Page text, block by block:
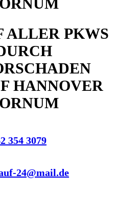
ALLER PKWS
HANNOVER
354 3079
24@mail.de